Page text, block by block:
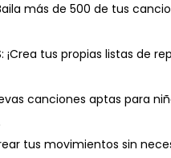
¡Baila más de 500 de tus
¡Crea tus propias listas
canciones aptas para
tus movimientos sin